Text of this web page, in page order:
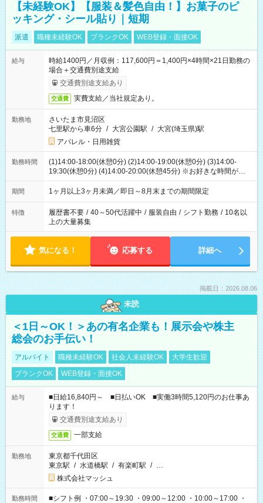
【未経験OK】【服装＆髪色自由！】お菓子のピ
ッキング・シール貼り｜短期
派遣 職種未経験OK ブランクOK WEB登録・面接OK
給与
時給1400円／月収例：117,600円＝1,400円×4時間×21日勤務の
場合＋交通費別途支給
交通費別途支給あり
交通費 実費支給／当社規定あり。
勤務地
さいたま市見沼区
七里駅から車6分 / 大宮公園駅 / 大宮(埼玉県)駅
アパレル・日用雑貨
勤務時間
(1)14:00-18:00(休憩0分) (2)14:00-19:00(休憩0分) (3)14:00-
19:30(休憩0分) (4)14:00-20:00(休憩45分) ※お好きな時間が選べ
ます
期間 1ヶ月以上3ヶ月未満／即日～8月末までの期間限定
特徴 履歴書不要 / 40～50代活躍中 / 服装自由 / シフト勤務 / 10名以
上の大量募集
気になる！ 応募する 詳細へ
掲載日：2026.08.06
未読
＜1日～OK！＞あの有名企業も！展示会や株主
総会のお手伝い！
アルバイト 職種未経験OK 社会人未経験OK
大学生歓迎
ブランクOK
WEB登録・面接OK
給与
■日給16,840円～ ■日払いOK ■実働3時間5,120円のお仕事あ
ります！
交通費別途支給あり
交通費 一部支給
勤務地
東京都千代田区
東京駅 / 水道橋駅 / 有楽町駅 / …
株式会社マッシュ
勤務時間
■シフト例 ・07:00～19:30 ・09:00～12:00 ・10:00～17:00 ・